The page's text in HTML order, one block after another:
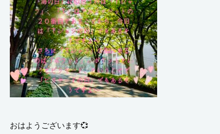
おはようございます💞